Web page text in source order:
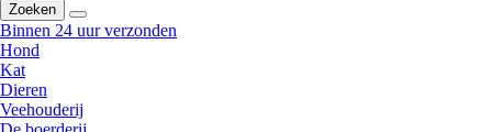
Zoeken
Binnen 24 uur verzonden
Hond
Kat
Dieren
Veehouderij